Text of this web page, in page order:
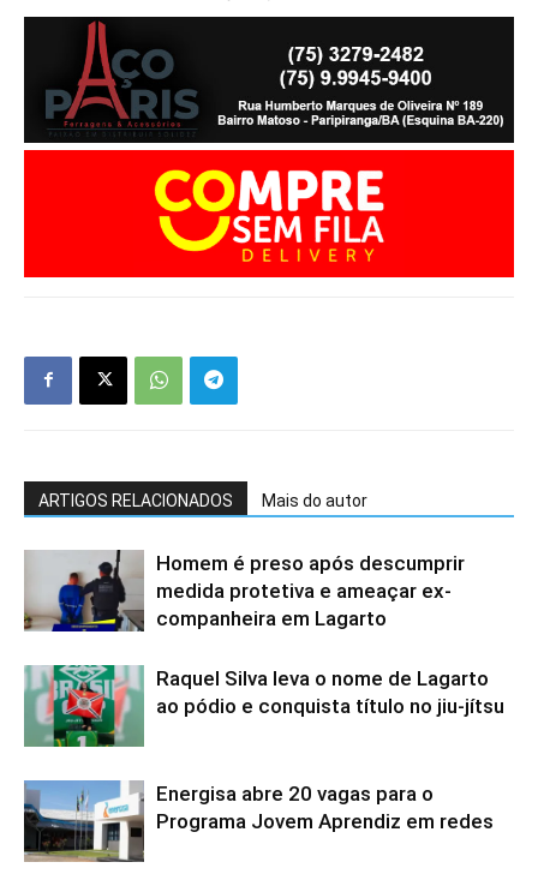
ARTIGOS RELACIONADOS Mais do autor
Homem é preso após descumprir
medida protetiva e ameaçar ex-
companheira em Lagarto
Raquel Silva leva o nome de Lagarto
ao pódio e conquista título no jiu-jítsu
Energisa abre 20 vagas para o
Programa Jovem Aprendiz em redes